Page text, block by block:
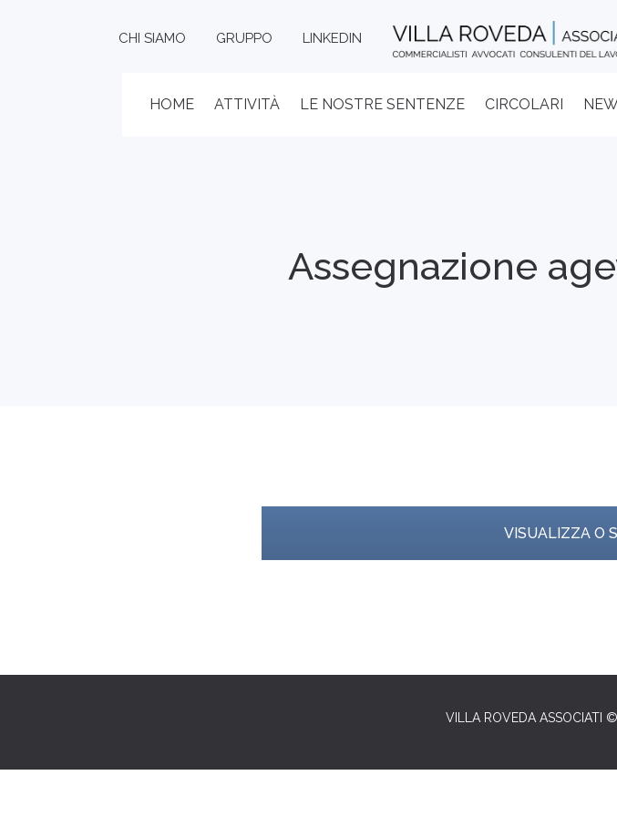
CHI SIAMO GRUPPO LINKEDIN
HOME ATTIVITÀ LE NOSTRE SENTENZE CIRCOLARI
Assegnazione
VISUALIZZA O
VILLA ROVEDA ASSOCIATI